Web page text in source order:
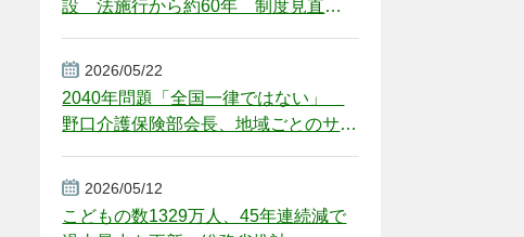
設 法施行から約60年 制度見直し
2026/05/22
2040年問題「全国一律ではない」
野口介護保険部会長、地域ごとのサー
2026/05/12
こどもの数1329万人、45年連続減で